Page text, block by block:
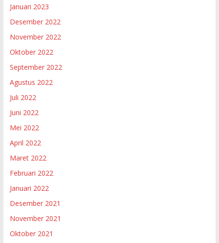
Januari 2023
Desember 2022
November 2022
Oktober 2022
September 2022
Agustus 2022
Juli 2022
Juni 2022
Mei 2022
April 2022
Maret 2022
Februari 2022
Januari 2022
Desember 2021
November 2021
Oktober 2021